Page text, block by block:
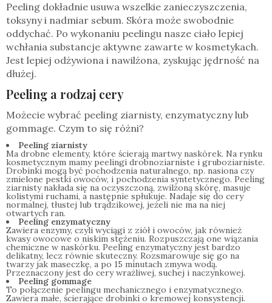
Peeling dokładnie usuwa wszelkie zanieczyszczenia,
toksyny i nadmiar sebum. Skóra może swobodnie
oddychać. Po wykonaniu peelingu nasze ciało lepiej
wchłania substancje aktywne zawarte w kosmetykach.
Jest lepiej odżywiona i nawilżona, zyskując jędrność na
dłużej.
Peeling a rodzaj cery
Możecie wybrać peeling ziarnisty, enzymatyczny lub
gommage. Czym to się różni?
Peeling ziarnisty
Ma drobne elementy, które ścierają martwy naskórek. Na rynku
kosmetycznym mamy peelingi drobnoziarniste i gruboziarniste.
Drobinki mogą być pochodzenia naturalnego, np. nasiona czy
zmielone pestki owoców, i pochodzenia syntetycznego. Peeling
ziarnisty nakłada się na oczyszczoną, zwilżoną skórę, masuje
kolistymi ruchami, a następnie spłukuje. Nadaje się do cery
normalnej, tłustej lub trądzikowej, jeżeli nie ma na niej
otwartych ran.
Peeling enzymatyczny
Zawiera enzymy, czyli wyciągi z ziół i owoców, jak również
kwasy owocowe o niskim stężeniu. Rozpuszczają one wiązania
chemiczne w naskórku. Peeling enzymatyczny jest bardzo
delikatny, lecz równie skuteczny. Rozsmarowuje się go na
twarzy jak maseczkę, a po 15 minutach zmywa wodą.
Przeznaczony jest do cery wrażliwej, suchej i naczynkowej.
Peeling gommage
To połączenie peelingu mechanicznego i enzymatycznego.
Zawiera małe, ścierające drobinki o kremowej konsystencji.